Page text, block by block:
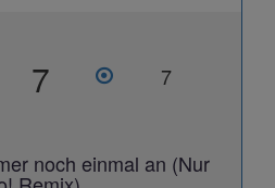
7 7
noch einmal an (Nur